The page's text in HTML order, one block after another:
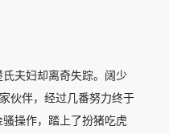
夫妇却离奇失踪。阔少
伙伴，经过几番努力终于
操作，踏上了扮猪吃虎